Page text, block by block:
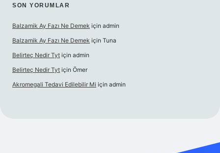
SON YORUMLAR
Balzamik Ay Fazı Ne Demek için admin
Balzamik Ay Fazı Ne Demek için Tuna
Belirteç Nedir Tyt için admin
Belirteç Nedir Tyt için Ömer
Akromegali Tedavi Edilebilir Mi için admin